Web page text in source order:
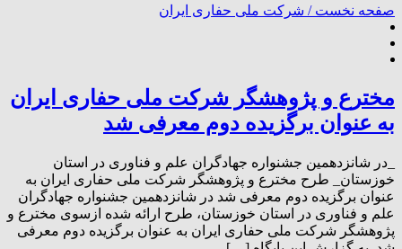
صفحه نخست / شرکت ملی حفاری ایران
مخترع و پژوهشگر شرکت ملی حفاری ایران
به عنوان برگزیده دوم معرفی شد
_در شانزدهمین جشنواره جهادگران علم و فناوری در استان
خوزستان_ طرح مخترع و پژوهشگر شرکت ملی حفاری ایران به
عنوان برگزیده دوم معرفی شد در شانزدهمین جشنواره جهادگران
علم و فناوری در استان خوزستان، طرح ارائه شده ازسوی مخترع و
پژوهشگر شرکت ملی حفاری ایران به عنوان برگزیده دوم معرفی